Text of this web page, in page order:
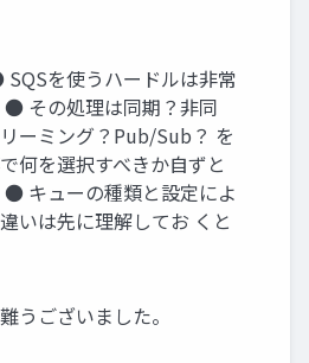
を使うハードルは非常
● その処理は同期？非同
ーミング？Pub/Sub？ を
何を選択すべきか自ずと
● キューの種類と設定によ
いは先に理解してお くと
うございました。